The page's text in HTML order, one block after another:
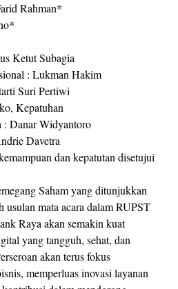
Rahman*
Ketut Subagia
: Lukman Hakim
Suri Pertiwi
Kepatuhan
: Danar Widyantoro
Davetra
dan kepatutan disetujui
Saham yang ditunjukkan
usulan mata acara dalam RUPST
Raya akan semakin kuat
yang tangguh, sehat, dan
akan terus fokus
memperluas inovasi layanan